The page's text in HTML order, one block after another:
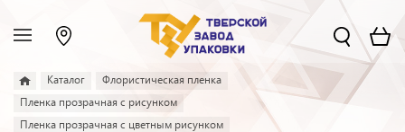
Каталог
Флористическая пленка
Пленка прозрачная с рисунком
Пленка прозрачная с цветным рисунком